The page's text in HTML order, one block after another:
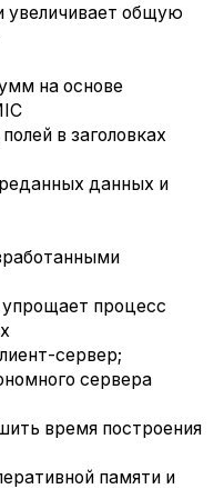
увеличивает общую
на основе
в заголовках
данных и
процесс
сервер;
сервера
время построения
памяти и